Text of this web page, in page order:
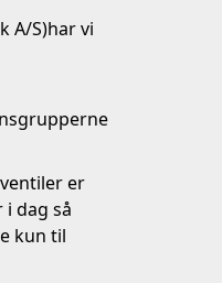
A/S)har vi
er
dag så
kun til